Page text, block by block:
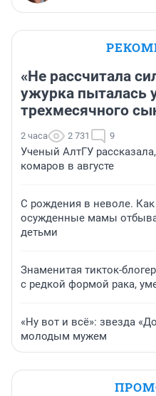
«Не рассчитала
ужурка пыталась
трехмесячного
2 часа 2 731 9
Ученый АлтГУ
комаров в августе
С рождения в неволе.
осужденные мамы
детьми
Знаменитая тикток-
с редкой формой рака,
«Ну вот и всё»: звезда
молодым мужем